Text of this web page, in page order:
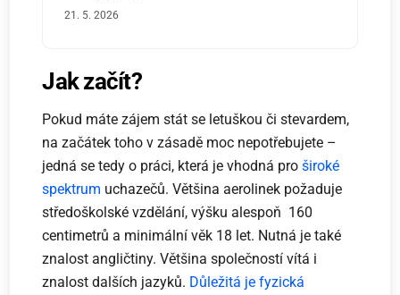
21. 5. 2026
Jak začít?
Pokud máte zájem stát se letuškou či stevardem,
na začátek toho v zásadě moc nepotřebujete –
jedná se tedy o práci, která je vhodná proširoké
spektrum uchazečů. Většina aerolinek požaduje
středoškolské vzdělání, výšku alespoň 160
centimetrů a minimální věk 18 let. Nutná je také
znalost angličtiny. Většina společností vítá i
znalost dalších jazyků. Důležitá je fyzická